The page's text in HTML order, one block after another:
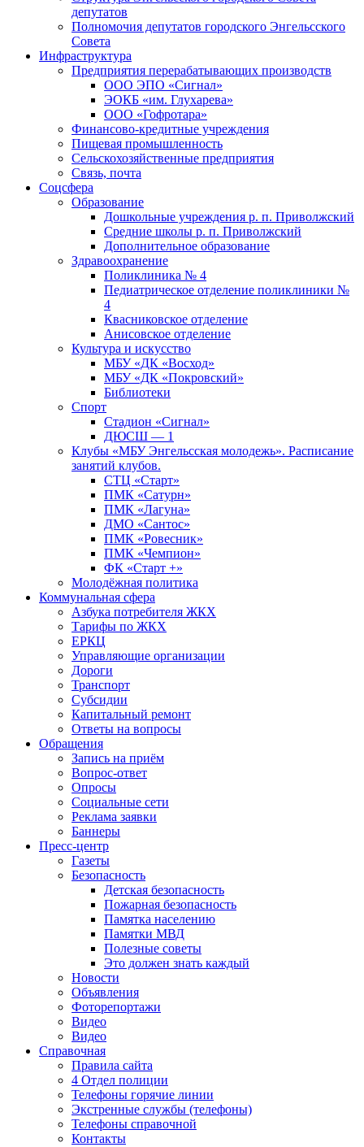
депутатов
Полномочия депутатов городского Энгельсского
Совета
Инфраструктура
Предприятия перерабатывающих производств
ООО ЭПО «Сигнал»
ЭОКБ «им. Глухарева»
ООО «Гофротара»
Финансово-кредитные учреждения
Пищевая промышленность
Сельскохозяйственные предприятия
Связь, почта
Соцсфера
Образование
Дошкольные учреждения р. п. Приволжский
Средние школы р. п. Приволжский
Дополнительное образование
Здравоохранение
Поликлиника № 4
Педиатрическое отделение поликлиники №
4
Квасниковское отделение
Анисовское отделение
Культура и искусство
МБУ «ДК «Восход»
МБУ «ДК «Покровский»
Библиотеки
Спорт
Стадион «Сигнал»
ДЮСШ — 1
Клубы «МБУ Энгельсская молодежь». Расписание
занятий клубов.
СТЦ «Старт»
ПМК «Сатурн»
ПМК «Лагуна»
ДМО «Сантос»
ПМК «Ровесник»
ПМК «Чемпион»
ФК «Старт +»
Молодёжная политика
Коммунальная сфера
Азбука потребителя ЖКХ
Тарифы по ЖКХ
ЕРКЦ
Управляющие организации
Дороги
Транспорт
Субсидии
Капитальный ремонт
Ответы на вопросы
Обращения
Запись на приём
Вопрос-ответ
Опросы
Социальные сети
Реклама заявки
Баннеры
Пресс-центр
Газеты
Безопасность
Детская безопасность
Пожарная безопасность
Памятка населению
Памятки МВД
Полезные советы
Это должен знать каждый
Новости
Объявления
Фоторепортажи
Видео
Видео
Справочная
Правила сайта
4 Отдел полиции
Телефоны горячие линии
Экстренные службы (телефоны)
Телефоны справочной
Контакты